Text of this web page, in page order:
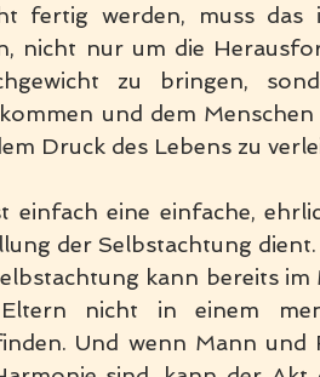
fertig werden, muss das
nicht nur um die
zu bringen,
und dem
Druck des Lebens zu
einfach eine einfache,
der Selbstachtung dient.
kann bereits
nicht in einem
Und wenn Mann